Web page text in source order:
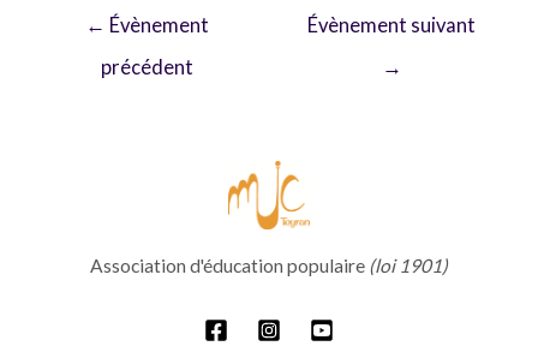
Navigation
← Évènement
précédent
Évènement suivant
→
Association d'éducation populaire (loi 1901)